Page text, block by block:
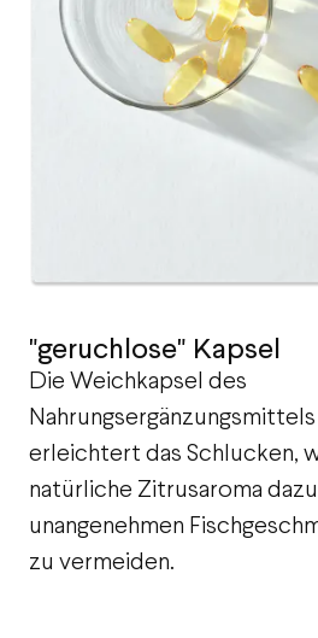
"geruchlose" Kapsel
Die Weichkapsel des
erleichtert das Schlucken,
natürliche Zitrusaroma
unangenehmen
zu vermeiden.